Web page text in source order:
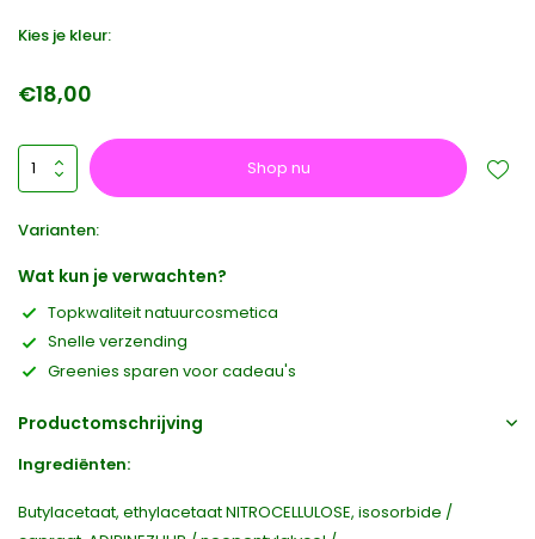
Kies je kleur:
€18,00
Shop nu
Varianten:
Wat kun je verwachten?
Topkwaliteit natuurcosmetica
Snelle verzending
Greenies sparen voor cadeau's
Productomschrijving
Ingrediënten:
Butylacetaat, ethylacetaat NITROCELLULOSE, isosorbide /